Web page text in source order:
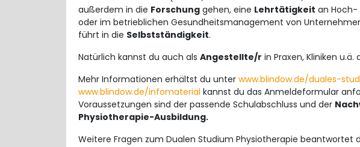
außerdem in die Forschung gehen, eine Lehrtätigkeit an Hoch-
oder im betrieblichen Gesundheitsmanagement von
führt in die Selbstständigkeit.
Natürlich kannst du auch als Angestellte/r in Praxen, Kliniken u.ä.
Mehr Informationen erhältst du unter www.blindow.de/duales-
www.blindow.de/infomaterial kannst du das Anmeldeformular
Voraussetzungen sind der passende Schulabschluss und der
Physiotherapie-Ausbildung.
Weitere Fragen zum Dualen Studium Physiotherapie beantwortet